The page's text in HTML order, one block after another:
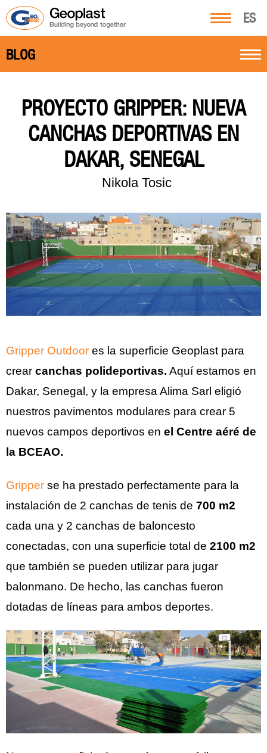
ES
BLOG
PROYECTO GRIPPER: NUEVA
CANCHAS DEPORTIVAS EN
DAKAR, SENEGAL
Nikola Tosic
Gripper Outdoor es la superficie Geoplast para
crear canchas polideportivas. Aquí estamos en
Dakar, Senegal, y la empresa Alima Sarl eligió
nuestros pavimentos modulares para crear 5
nuevos campos deportivos en el Centre aéré de
la BCEAO.
Gripper se ha prestado perfectamente para la
instalación de 2 canchas de tenis de 700 m2
cada una y 2 canchas de baloncesto
conectadas, con una superficie total de 2100 m2
que también se pueden utilizar para jugar
balonmano. De hecho, las canchas fueron
dotadas de líneas para ambos deportes.